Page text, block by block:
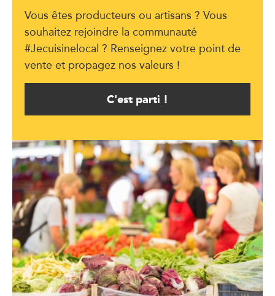
Vous êtes producteurs ou artisans ? Vous
souhaitez rejoindre la communauté
#Jecuisinelocal ? Renseignez votre point de
vente et propagez nos valeurs !
C'est parti !